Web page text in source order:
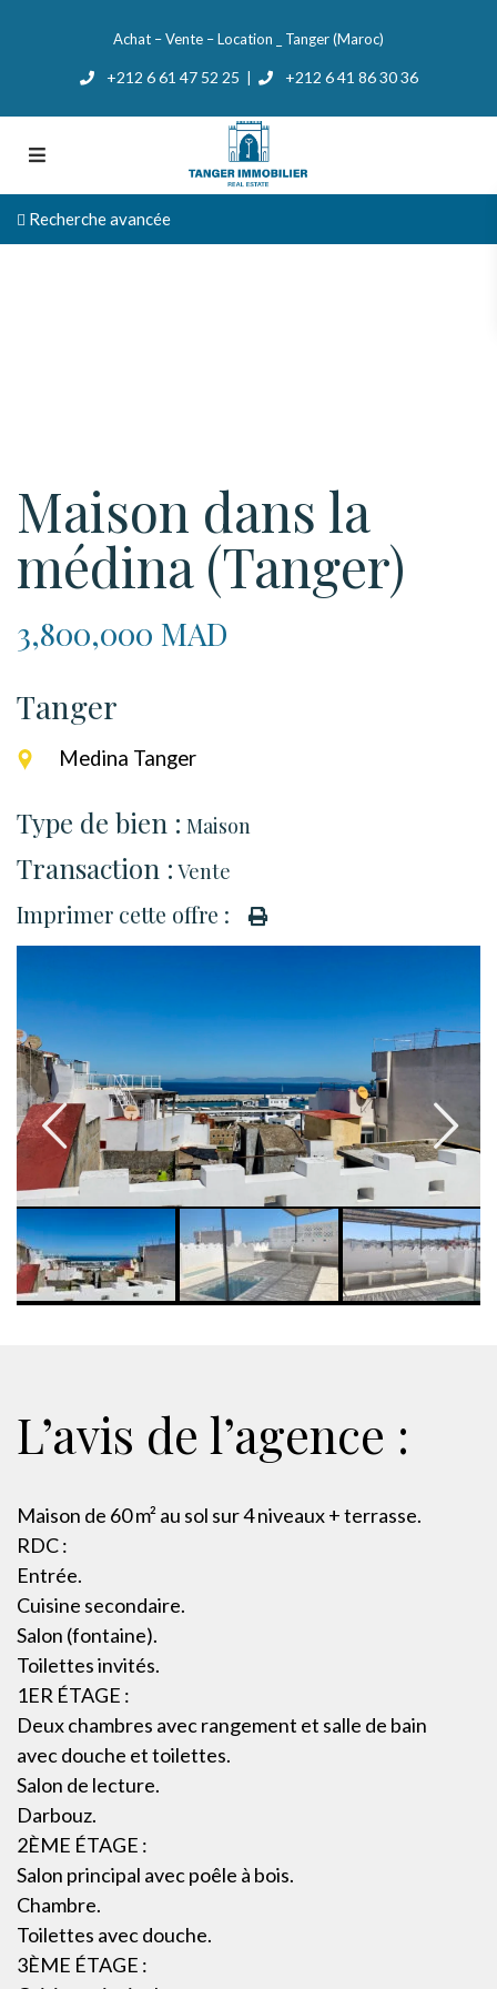
Achat – Vente – Location _ Tanger (Maroc)
+212 6 61 47 52 25 +212 6 41 86 30 36
Recherche avancée
Maison dans la
médina (Tanger)
3,800,000 MAD
Tanger
Medina Tanger
Type de bien : Maison
Transaction : Vente
Imprimer cette offre :
L’avis de l’agence :
Maison de 60 m² au sol sur 4 niveaux + terrasse.
RDC :
Entrée.
Cuisine secondaire.
Salon (fontaine).
Toilettes invités.
1ER ÉTAGE :
Deux chambres avec rangement et salle de bain
avec douche et toilettes.
Salon de lecture.
Darbouz.
2ÈME ÉTAGE :
Salon principal avec poêle à bois.
Chambre.
Toilettes avec douche.
3ÈME ÉTAGE :